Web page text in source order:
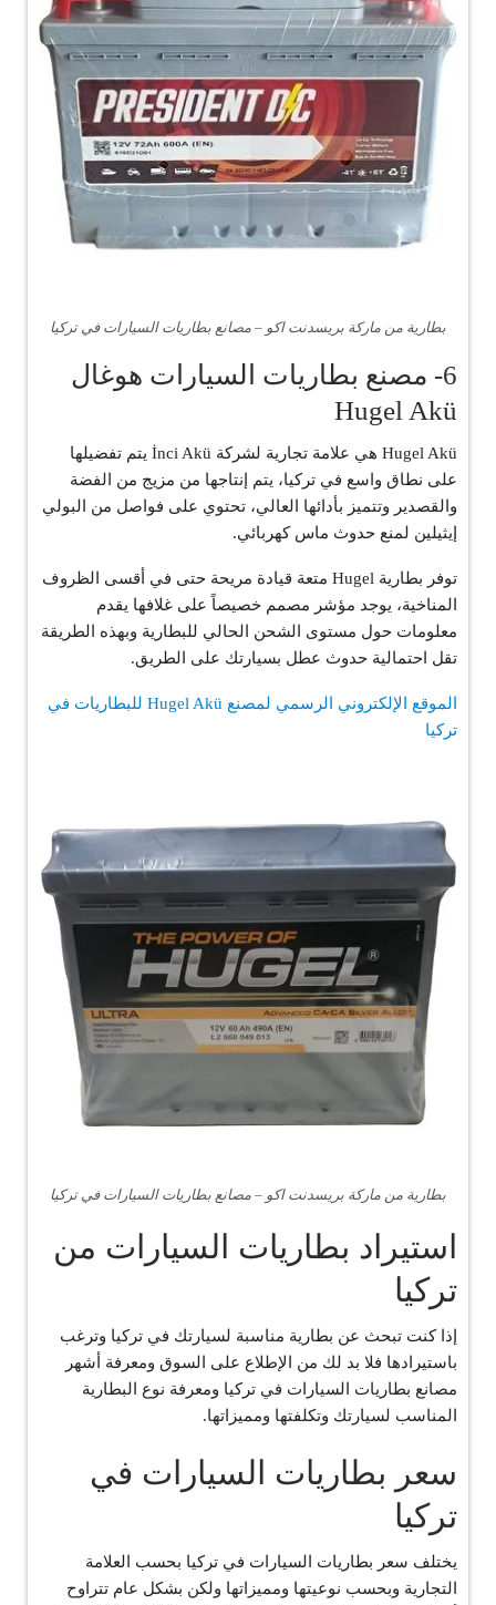
بطارية من ماركة بريسدنت اكو – مصانع بطاريات السيارات في تركيا
6- مصنع بطاريات السيارات هوغال
Hugel Akü
Hugel Akü هي علامة تجارية لشركة İnci Akü يتم تفضيلها
على نطاق واسع في تركيا، يتم إنتاجها من مزيج من الفضة
والقصدير وتتميز بأدائها العالي، تحتوي على فواصل من البولي
إيثيلين لمنع حدوث ماس كهربائي.
توفر بطارية Hugel متعة قيادة مريحة حتى في أقسى الظروف
المناخية، يوجد مؤشر مصمم خصيصاً على غلافها يقدم
معلومات حول مستوى الشحن الحالي للبطارية وبهذه الطريقة
تقل احتمالية حدوث عطل بسيارتك على الطريق.
الموقع الإلكتروني الرسمي لمصنع Hugel Akü للبطاريات في
تركيا
بطارية من ماركة بريسدنت اكو – مصانع بطاريات السيارات في تركيا
استيراد بطاريات السيارات من
تركيا
إذا كنت تبحث عن بطارية مناسبة لسيارتك في تركيا وترغب
باستيرادها فلا بد لك من الإطلاع على السوق ومعرفة أشهر
مصانع بطاريات السيارات في تركيا ومعرفة نوع البطارية
المناسب لسيارتك وتكلفتها ومميزاتها.
سعر بطاريات السيارات في
تركيا
يختلف سعر بطاريات السيارات في تركيا بحسب العلامة
التجارية وبحسب نوعيتها ومميزاتها ولكن بشكل عام تتراوح